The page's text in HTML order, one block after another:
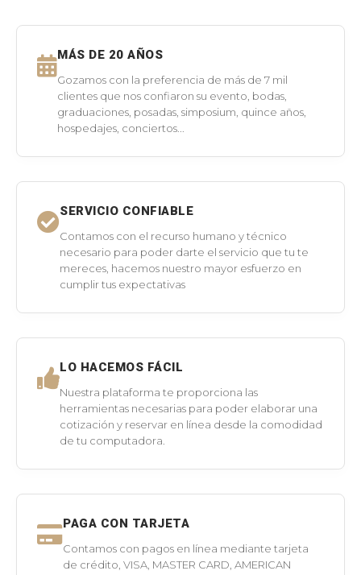
MÁS DE 20 AÑOS
Gozamos con la preferencia de más de 7 mil
clientes que nos confiaron su evento, bodas,
graduaciones, posadas, simposium, quince años,
hospedajes, conciertos...
SERVICIO CONFIABLE
Contamos con el recurso humano y técnico
necesario para poder darte el servicio que tu te
mereces, hacemos nuestro mayor esfuerzo en
cumplir tus expectativas
LO HACEMOS FÁCIL
Nuestra plataforma te proporciona las
herramientas necesarias para poder elaborar una
cotización y reservar en línea desde la comodidad
de tu computadora.
PAGA CON TARJETA
Contamos con pagos en línea mediante tarjeta
de crédito, VISA, MASTER CARD, AMERICAN